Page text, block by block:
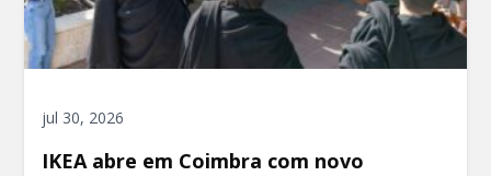
jul 30, 2026
IKEA abre em Coimbra com novo